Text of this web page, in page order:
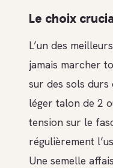
Le choix
L’un des
jamais marcher
sur des sols durs
léger talon de 2
tension sur le
régulièrement
Une semelle